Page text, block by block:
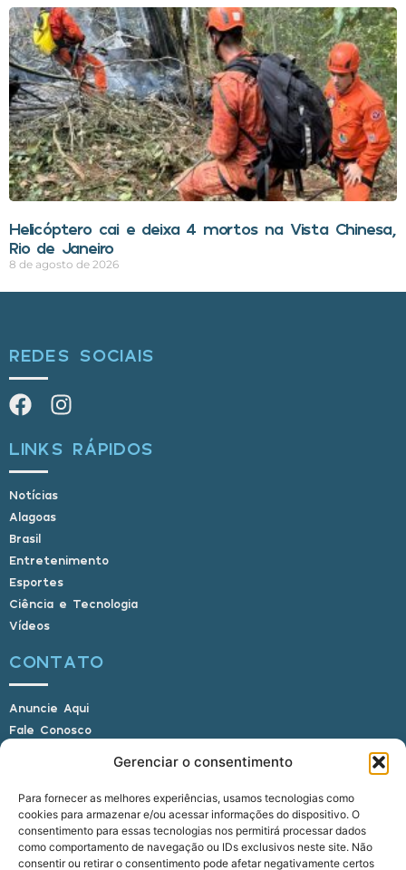
Gerenciar o consentimento
Para fornecer as melhores experiências, usamos tecnologias como
cookies para armazenar e/ou acessar informações do dispositivo. O
consentimento para essas tecnologias nos permitirá processar dados
como comportamento de navegação ou IDs exclusivos neste site. Não
consentir ou retirar o consentimento pode afetar negativamente certos
Helicóptero cai e deixa 4 mortos na Vista Chinesa,
Rio de Janeiro
8 de agosto de 2026
REDES SOCIAIS
LINKS RÁPIDOS
Notícias
Alagoas
Brasil
Entretenimento
Esportes
Ciência e Tecnologia
Vídeos
CONTATO
Anuncie Aqui
Fale Conosco
E-mail: alagoasbrasilnoticias@gmail.com
Telefone: (82) 9 9691-0391 (Whatsapp)
Responsável Técnico: Crysthyan Carlos